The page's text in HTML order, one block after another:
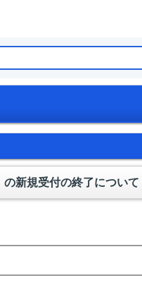
新規受付の終了について